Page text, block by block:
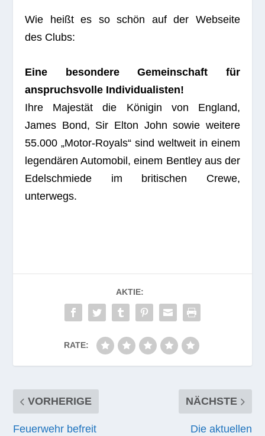
Wie heißt es so schön auf der Web­seite
des Clubs:
Eine beson­dere Gemein­schaft für
anspruchs­volle Individualisten!
Ihre Majes­tät die Köni­gin von Eng­land,
James Bond, Sir Elton John sowie wei­tere
55.000 „Motor-Royals“ sind welt­weit in einem
legen­dä­ren Auto­mo­bil, einem Bent­ley aus der
Edel­schmiede im bri­ti­schen Crewe,
unterwegs.
AKTIE:
RATE:
VORHERIGE
Feuerwehr befreit
NÄCHSTE
Die aktuellen